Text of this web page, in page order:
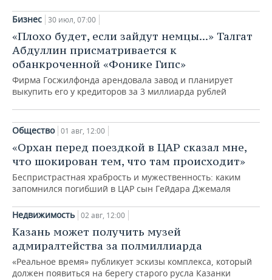
Бизнес 30 июл, 07:00
«Плохо будет, если зайдут немцы...» Талгат
Абдуллин присматривается к
обанкроченной «Фонике Гипс»
Фирма Госжилфонда арендовала завод и планирует
выкупить его у кредиторов за 3 миллиарда рублей
Технологии
Фархад Фаткуллин: «Господа,
которые критикуют Википедию,
абсолютно правы…»
31 июл, 07:00
Общество 01 авг, 12:00
«Орхан перед поездкой в ЦАР сказал мне,
что шокирован тем, что там происходит»
Беспристрастная храбрость и мужественность: каким
запомнился погибший в ЦАР сын Гейдара Джемаля
Недвижимость 02 авг, 12:00
Казань может получить музей
адмиралтейства за полмиллиарда
«Реальное время» публикует эскизы комплекса, который
должен появиться на берегу старого русла Казанки